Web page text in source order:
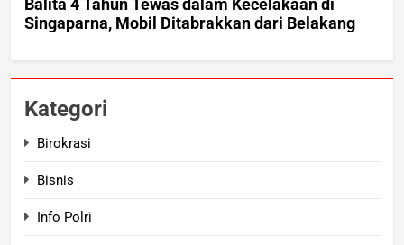
Kategori
Birokrasi
Bisnis
Info Polri